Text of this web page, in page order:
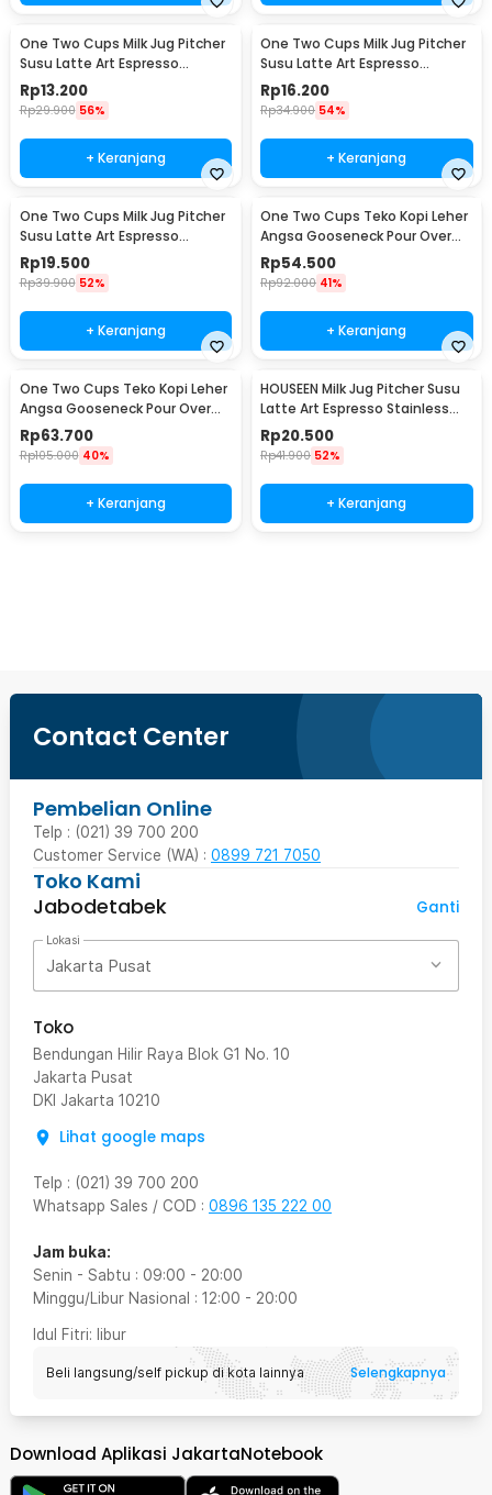
One Two Cups Milk Jug Pitcher
Susu Latte Art Espresso
Stainless Steel 1.5oz - S06HG
Rp13.200
Rp29.900 56%
+ Keranjang
One Two Cups Milk Jug Pitcher
Susu Latte Art Espresso
Stainless Steel 3oz - S06HG
Rp16.200
Rp34.900 54%
+ Keranjang
One Two Cups Milk Jug Pitcher
Susu Latte Art Espresso
Stainless Steel 5oz - S06HG
Rp19.500
Rp39.900 52%
+ Keranjang
One Two Cups Teko Kopi Leher
Angsa Gooseneck Pour Over
Drip Kettle 250ml - AA049
Rp54.500
Rp92.000 41%
+ Keranjang
One Two Cups Teko Kopi Leher
Angsa Gooseneck Pour Over
Drip Kettle 350ml - AA049
Rp63.700
Rp105.000 40%
+ Keranjang
HOUSEEN Milk Jug Pitcher Susu
Latte Art Espresso Stainless
Steel 55ml - DL060
Rp20.500
Rp41.900 52%
+ Keranjang
Contact Center
Pembelian Online
Telp : (021) 39 700 200
Customer Service (WA) : 0899 721 7050
Toko Kami
Jabodetabek
Ganti
Lokasi
Jakarta Pusat
Toko
Bendungan Hilir Raya Blok G1 No. 10
Jakarta Pusat
DKI Jakarta 10210
Lihat google maps
Telp : (021) 39 700 200
Whatsapp Sales / COD : 0896 135 222 00
Jam buka:
Senin - Sabtu : 09:00 - 20:00
Minggu/Libur Nasional : 12:00 - 20:00
Idul Fitri: libur
Beli langsung/self pickup di kota lainnya Selengkapnya
Download Aplikasi JakartaNotebook